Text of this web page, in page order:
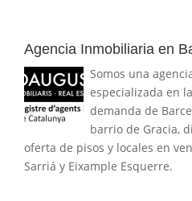
Agencia Inmobiliaria en
Somos una
especializada en
demanda de
barrio de Gracia,
oferta de pisos y locales en
Sarriá y Eixample Esquerre.